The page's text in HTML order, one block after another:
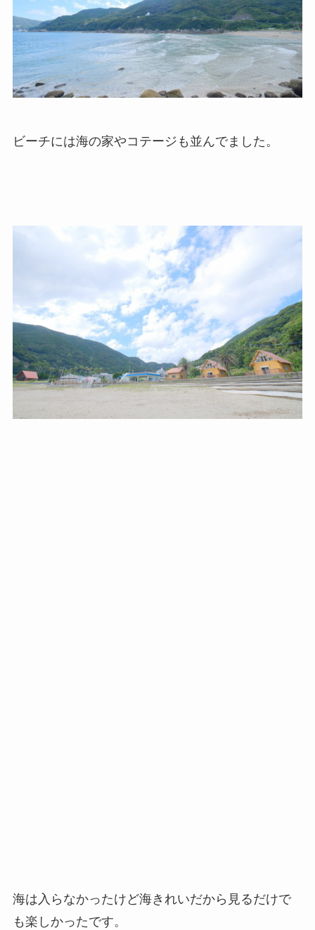
ビーチには海の家やコテージも並んでました。
海は入らなかったけど海きれいだから見るだけで
も楽しかったです。